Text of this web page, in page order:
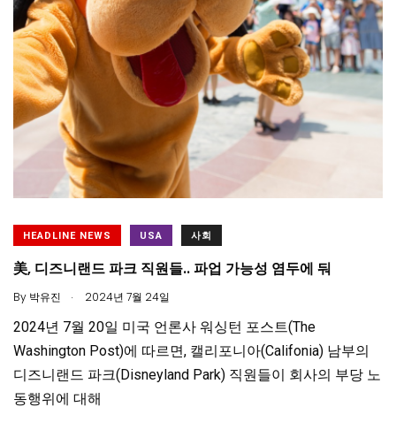
HEADLINE NEWS USA 사회
美, 디즈니랜드 파크 직원들.. 파업 가능성 염두에 둬
By 박유진 . 2024년 7월 24일
2024년 7월 20일 미국 언론사 워싱턴 포스트(The
Washington Post)에 따르면, 캘리포니아(Califonia) 남부의
디즈니랜드 파크(Disneyland Park) 직원들이 회사의 부당 노
동행위에 대해